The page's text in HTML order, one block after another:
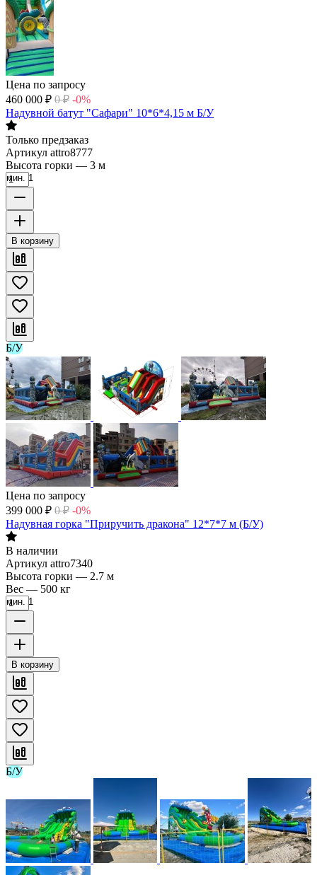
Цена по запросу
460 000 ₽ 0 ₽ -0%
Надувной батут "Сафари" 10*6*4,15 м Б/У
Только предзаказ
Артикул attro8777
Высота горки — 3 м
мин. 1
В корзину
Б/У
Цена по запросу
399 000 ₽ 0 ₽ -0%
Надувная горка "Приручить дракона" 12*7*7 м (Б/У)
В наличии
Артикул attro7340
Высота горки — 2.7 м
Вес — 500 кг
мин. 1
В корзину
Б/У